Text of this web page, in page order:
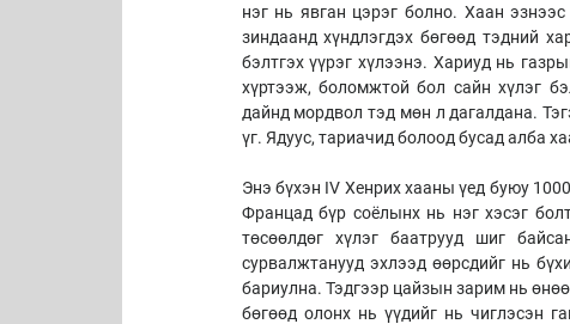
нэг нь явган цэрэг болно. Хаан
зиндаанд хүндлэгдэх бөгөөд тэдний
бэлтгэх үүрэг хүлээнэ. Хариуд нь
хүртээж, боломжтой бол сайн хүлэг
дайнд мордвол тэд мөн л дагалдана.
үг. Ядуус, тариачид болоод бусад алба
Энэ бүхэн IV Хенрих хааны үед буюу
Францад бүр соёлынх нь нэг хэсэг
төсөөлдөг хүлэг баатрууд шиг
сурвалжтанууд эхлээд өөрсдийг нь
бариулна. Тэдгээр цайзын зарим нь
бөгөөд олонх нь үүдийг нь чиглэсэн